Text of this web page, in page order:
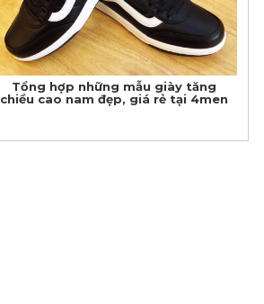
Tổng hợp những mẫu giày tăng
chiều cao nam đẹp, giá rẻ tại 4men